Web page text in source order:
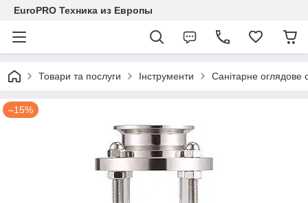
EuroPRO Техника из Европы
Товари та послуги Інструменти Санітарне оглядове
–15%